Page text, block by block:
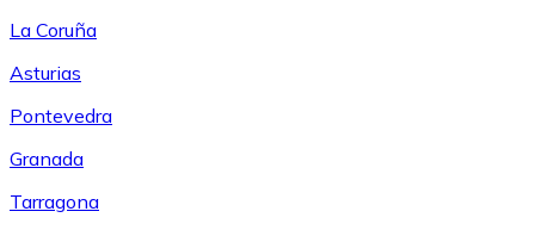
La Coruña
Asturias
Pontevedra
Granada
Tarragona